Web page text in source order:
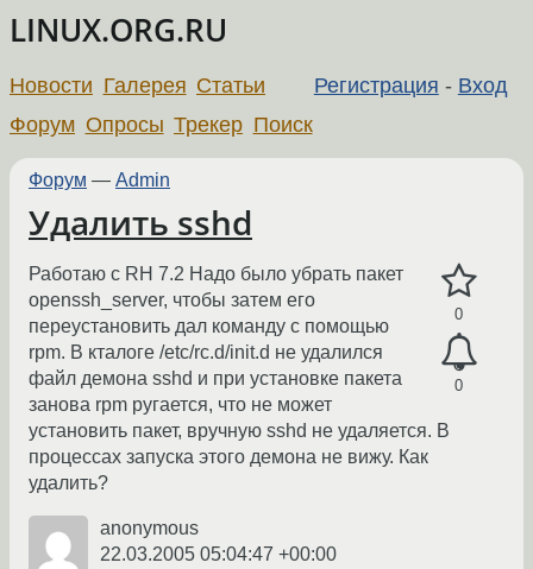
LINUX.ORG.RU
Регистрация - Вход
Новости Галерея Статьи
Форум Опросы Трекер Поиск
Форум — Admin
Удалить sshd
0
0
Работаю с RH 7.2 Надо было убрать пакет
openssh_server, чтобы затем его
переустановить дал команду с помощью
rpm. В кталоге /etc/rc.d/init.d не удалился
файл демона sshd и при установке пакета
занова rpm ругается, что не может
установить пакет, вручную sshd не удаляется. В
процессах запуска этого демона не вижу. Как
удалить?
anonymous
22.03.2005 05:04:47 +00:00